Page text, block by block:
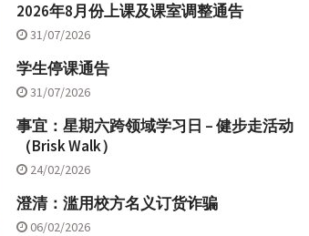
2026年8月份上课及课室调整通告
31/07/2026
学生停课通告
31/07/2026
事宜：星期六跨领域学习日 – 健步走活动
（Brisk Walk）
24/02/2026
澄清：滥用校方名义订货诈骗
06/02/2026